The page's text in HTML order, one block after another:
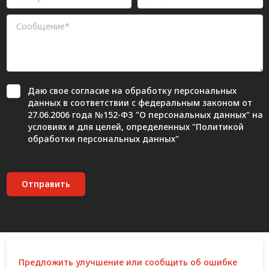
Даю свое согласиена обработку персональных
данных в соответствии с федеральным законом от
27.06.2006 года №152-ФЗ "О персональных данных" на
условиях и для целей, определенных "Политикой
обработки персональных данных"
Отправить
Предложить улучшение или сообщить об ошибке